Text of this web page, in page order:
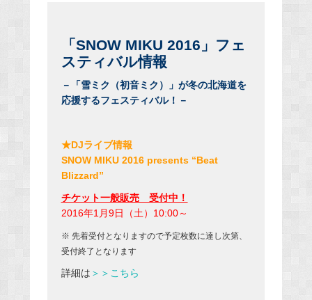
「SNOW MIKU 2016」フェ
スティバル情報
－「雪ミク（初音ミク）」が冬の北海道を
応援するフェスティバル！－
★DJライブ情報
SNOW MIKU 2016 presents “Beat
Blizzard”
チケット一般販売 受付中！
2016年1月9日（土）10:00～
※ 先着受付となりますので予定枚数に達し次第、
受付終了となります
詳細は ＞＞こちら